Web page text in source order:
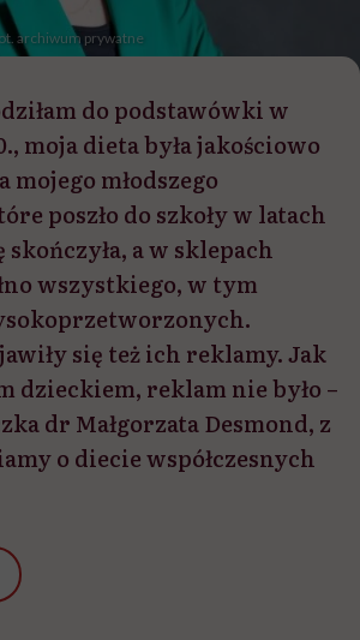
archiwum prywatne
do podstawówki w
moja dieta była jakościowo
mojego młodszego
poszło do szkoły w latach
skończyła, a w sklepach
wszystkiego, w tym
się też ich reklamy. Jak
dzieckiem, reklam nie było –
dr Małgorzata Desmond, z
o diecie współczesnych